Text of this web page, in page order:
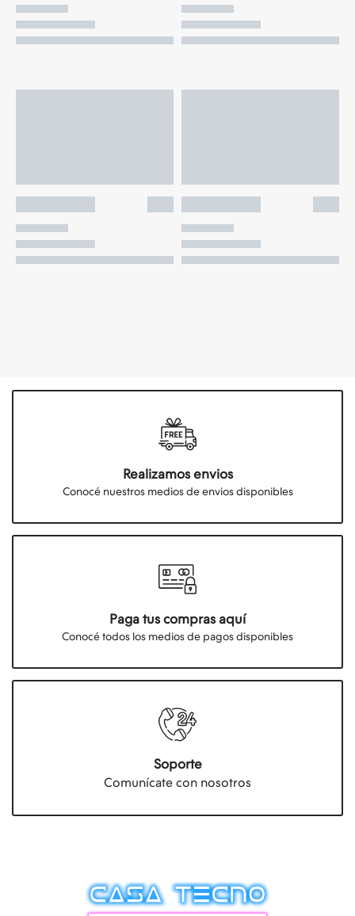
Realizamos envios
Conocé nuestros medios de envios disponibles
Paga tus compras aquí
Conocé todos los medios de pagos disponibles
Soporte
Comunícate con nosotros